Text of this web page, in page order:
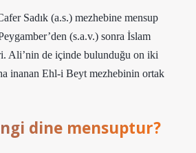
Sadık (a.s.) mezhebine mensup
(s.a.v.) sonra İslam
Ali’nin de içinde bulunduğu on iki
inanan Ehl-i Beyt mezhebinin ortak
dine mensuptur?